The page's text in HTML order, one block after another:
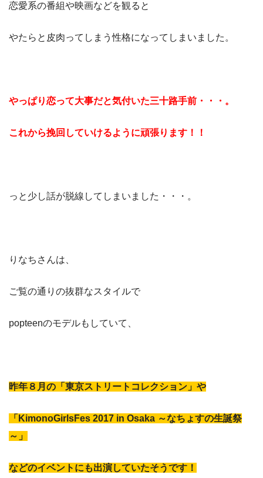
恋愛系の番組や映画などを観ると
やたらと皮肉ってしまう性格になってしまいました。
やっぱり恋って大事だと気付いた三十路手前・・・。
これから挽回していけるように頑張ります！！
っと少し話が脱線してしまいました・・・。
りなちさんは、
ご覧の通りの抜群なスタイルで
popteenのモデルもしていて、
昨年８月の「東京ストリートコレクション」や
「KimonoGirlsFes 2017 in Osaka ～なちょすの生誕祭
～」
などのイベントにも出演していたそうです！